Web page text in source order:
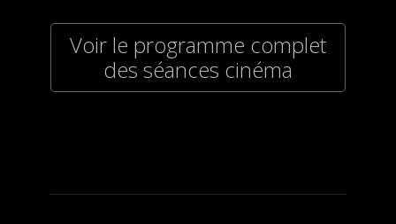
Voir le programme complet
des séances cinéma